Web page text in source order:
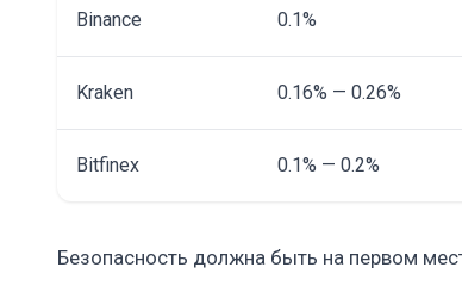
Binance 0.1%
Kraken 0.16% — 0.26%
Bitfinex 0.1% — 0.2%
Безопасность должна быть на первом